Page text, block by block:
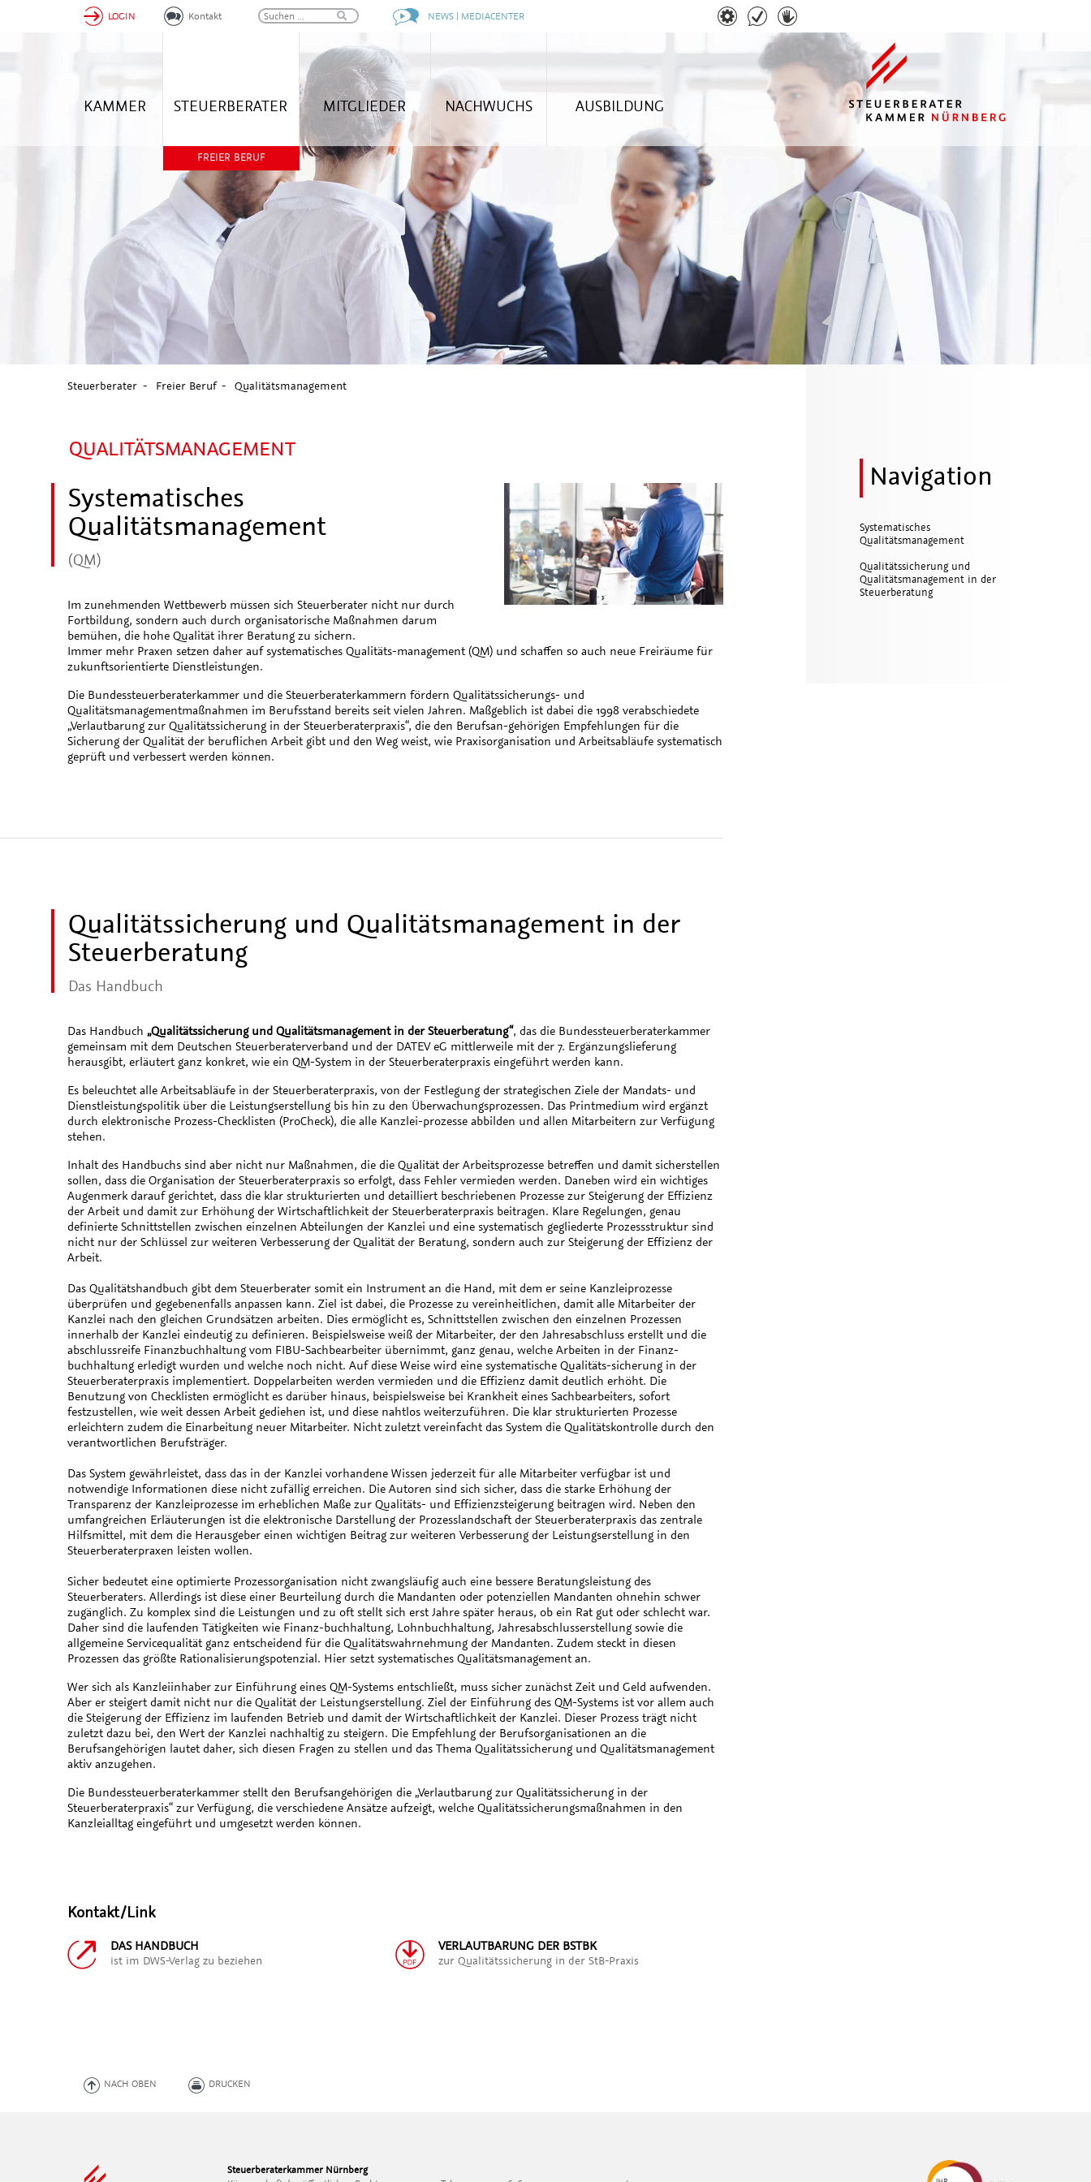
LOGIN Kontakt NEWS | MEDIACENTER
KAMMER STEUERBERATER
FREIER BERUF
MITGLIEDER NACHWUCHS AUSBILDUNG
Navigation
Systematisches
Qualitätsmanagement
Qualitätssicherung und
Qualitätsmanagement in der
Steuerberatung
Steuerberater Freier Beruf Qualitätsmanagement
QUALITÄTSMANAGEMENT
Systematisches
Qualitätsmanagement
(QM)
Im zunehmenden Wettbewerb müssen sich Steuerberater nicht nur durch
Fortbildung, sondern auch durch organisatorische Maßnahmen darum
bemühen, die hohe Qualität ihrer Beratung zu sichern.
Immer mehr Praxen setzen daher auf systematisches Qualitäts-management (QM) und schaffen so auch neue Freiräume für
zukunftsorientierte Dienstleistungen.
Die Bundessteuerberaterkammer und die Steuerberaterkammern fördern Qualitätssicherungs- und
Qualitätsmanagementmaßnahmen im Berufsstand bereits seit vielen Jahren. Maßgeblich ist dabei die 1998 verabschiedete
„Verlautbarung zur Qualitätssicherung in der Steuerberaterpraxis“, die den Berufsan-gehörigen Empfehlungen für die
Sicherung der Qualität der beruflichen Arbeit gibt und den Weg weist, wie Praxisorganisation und Arbeitsabläufe systematisch
geprüft und verbessert werden können.
Qualitätssicherung und Qualitätsmanagement in der
Steuerberatung
Das Handbuch
Das Handbuch „Qualitätssicherung und Qualitätsmanagement in der Steuerberatung“, das die Bundessteuerberaterkammer
gemeinsam mit dem Deutschen Steuerberaterverband und der DATEV eG mittlerweile mit der 7. Ergänzungslieferung
herausgibt, erläutert ganz konkret, wie ein QM-System in der Steuerberaterpraxis eingeführt werden kann.
Es beleuchtet alle Arbeitsabläufe in der Steuerberaterpraxis, von der Festlegung der strategischen Ziele der Mandats- und
Dienstleistungspolitik über die Leistungserstellung bis hin zu den Überwachungsprozessen. Das Printmedium wird ergänzt
durch elektronische Prozess-Checklisten (ProCheck), die alle Kanzlei-prozesse abbilden und allen Mitarbeitern zur Verfügung
stehen.
Inhalt des Handbuchs sind aber nicht nur Maßnahmen, die die Qualität der Arbeitsprozesse betreffen und damit sicherstellen
sollen, dass die Organisation der Steuerberaterpraxis so erfolgt, dass Fehler vermieden werden. Daneben wird ein wichtiges
Augenmerk darauf gerichtet, dass die klar strukturierten und detailliert beschriebenen Prozesse zur Steigerung der Effizienz
der Arbeit und damit zur Erhöhung der Wirtschaftlichkeit der Steuerberaterpraxis beitragen. Klare Regelungen, genau
definierte Schnittstellen zwischen einzelnen Abteilungen der Kanzlei und eine systematisch gegliederte Prozessstruktur sind
nicht nur der Schlüssel zur weiteren Verbesserung der Qualität der Beratung, sondern auch zur Steigerung der Effizienz der
Arbeit.
Das Qualitätshandbuch gibt dem Steuerberater somit ein Instrument an die Hand, mit dem er seine Kanzleiprozesse
überprüfen und gegebenenfalls anpassen kann. Ziel ist dabei, die Prozesse zu vereinheitlichen, damit alle Mitarbeiter der
Kanzlei nach den gleichen Grundsätzen arbeiten. Dies ermöglicht es, Schnittstellen zwischen den einzelnen Prozessen
innerhalb der Kanzlei eindeutig zu definieren. Beispielsweise weiß der Mitarbeiter, der den Jahresabschluss erstellt und die
abschlussreife Finanzbuchhaltung vom FIBU-Sachbearbeiter übernimmt, ganz genau, welche Arbeiten in der Finanz-
buchhaltung erledigt wurden und welche noch nicht. Auf diese Weise wird eine systematische Qualitäts-sicherung in der
Steuerberaterpraxis implementiert. Doppelarbeiten werden vermieden und die Effizienz damit deutlich erhöht. Die
Benutzung von Checklisten ermöglicht es darüber hinaus, beispielsweise bei Krankheit eines Sachbearbeiters, sofort
festzustellen, wie weit dessen Arbeit gediehen ist, und diese nahtlos weiterzuführen. Die klar strukturierten Prozesse
erleichtern zudem die Einarbeitung neuer Mitarbeiter. Nicht zuletzt vereinfacht das System die Qualitätskontrolle durch den
verantwortlichen Berufsträger.
Das System gewährleistet, dass das in der Kanzlei vorhandene Wissen jederzeit für alle Mitarbeiter verfügbar ist und
notwendige Informationen diese nicht zufällig erreichen. Die Autoren sind sich sicher, dass die starke Erhöhung der
Transparenz der Kanzleiprozesse im erheblichen Maße zur Qualitäts- und Effizienzsteigerung beitragen wird. Neben den
umfangreichen Erläuterungen ist die elektronische Darstellung der Prozesslandschaft der Steuerberaterpraxis das zentrale
Hilfsmittel, mit dem die Herausgeber einen wichtigen Beitrag zur weiteren Verbesserung der Leistungserstellung in den
Steuerberaterpraxen leisten wollen.
Sicher bedeutet eine optimierte Prozessorganisation nicht zwangsläufig auch eine bessere Beratungsleistung des
Steuerberaters. Allerdings ist diese einer Beurteilung durch die Mandanten oder potenziellen Mandanten ohnehin schwer
zugänglich. Zu komplex sind die Leistungen und zu oft stellt sich erst Jahre später heraus, ob ein Rat gut oder schlecht war.
Daher sind die laufenden Tätigkeiten wie Finanz-buchhaltung, Lohnbuchhaltung, Jahresabschlusserstellung sowie die
allgemeine Servicequalität ganz entscheidend für die Qualitätswahrnehmung der Mandanten. Zudem steckt in diesen
Prozessen das größte Rationalisierungspotenzial. Hier setzt systematisches Qualitätsmanagement an.
Wer sich als Kanzleiinhaber zur Einführung eines QM-Systems entschließt, muss sicher zunächst Zeit und Geld aufwenden.
Aber er steigert damit nicht nur die Qualität der Leistungserstellung. Ziel der Einführung des QM-Systems ist vor allem auch
die Steigerung der Effizienz im laufenden Betrieb und damit der Wirtschaftlichkeit der Kanzlei. Dieser Prozess trägt nicht
zuletzt dazu bei, den Wert der Kanzlei nachhaltig zu steigern. Die Empfehlung der Berufsorganisationen an die
Berufsangehörigen lautet daher, sich diesen Fragen zu stellen und das Thema Qualitätssicherung und Qualitätsmanagement
aktiv anzugehen.
Die Bundessteuerberaterkammer stellt den Berufsangehörigen die „Verlautbarung zur Qualitätssicherung in der
Steuerberaterpraxis“ zur Verfügung, die verschiedene Ansätze aufzeigt, welche Qualitätssicherungsmaßnahmen in den
Kanzleialltag eingeführt und umgesetzt werden können.
Kontakt/Link
DAS HANDBUCH
ist im DWS-Verlag zu beziehen
VERLAUTBARUNG DER BSTBK
zur Qualitätssicherung in der StB-Praxis
NACH OBEN DRUCKEN
Steuerberaterkammer Nürnberg